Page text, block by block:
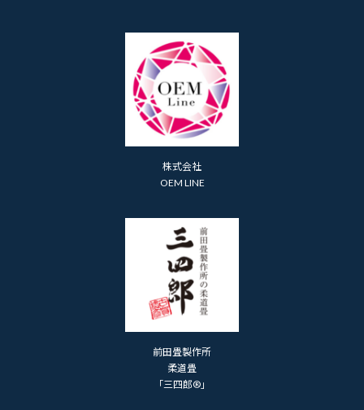
株式会社
OEM LINE
前田畳製作所
柔道畳
「三四郎®」